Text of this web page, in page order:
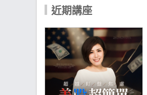
倍的獲利機會
看懂K線圖，就
(APP) 4.強棒旺
近期講座